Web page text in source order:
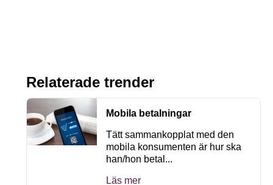
Relaterade trender
Mobila betalningar
Tätt sammankopplat med den
mobila konsumenten är hur ska
han/hon betal...
Läs mer